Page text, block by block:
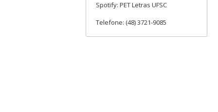
Spotify: PET Letras UFSC
Telefone: (48) 3721-9085